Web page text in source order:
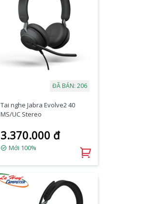
ĐÃ BÁN: 206
Tai nghe Jabra Evolve2 40
MS/UC Stereo
3.370.000 đ
Mới 100%